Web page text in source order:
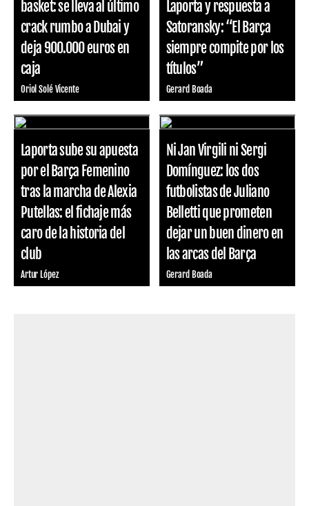
basket: se lleva al último
crack rumbo a Dubai y
deja 900.000 euros en
caja
Oriol Solé Vicente
Laporta y respuesta a
Satoransky: “El Barça
siempre compite por los
títulos”
Gerard Boada
Laporta sube su apuesta
por el Barça Femenino
tras la marcha de Alexia
Putellas: el fichaje más
caro de la historia del
club
Artur López
Ni Jan Virgili ni Sergi
Domínguez: los dos
futbolistas de Juliano
Belletti que prometen
dejar un buen dinero en
las arcas del Barça
Gerard Boada